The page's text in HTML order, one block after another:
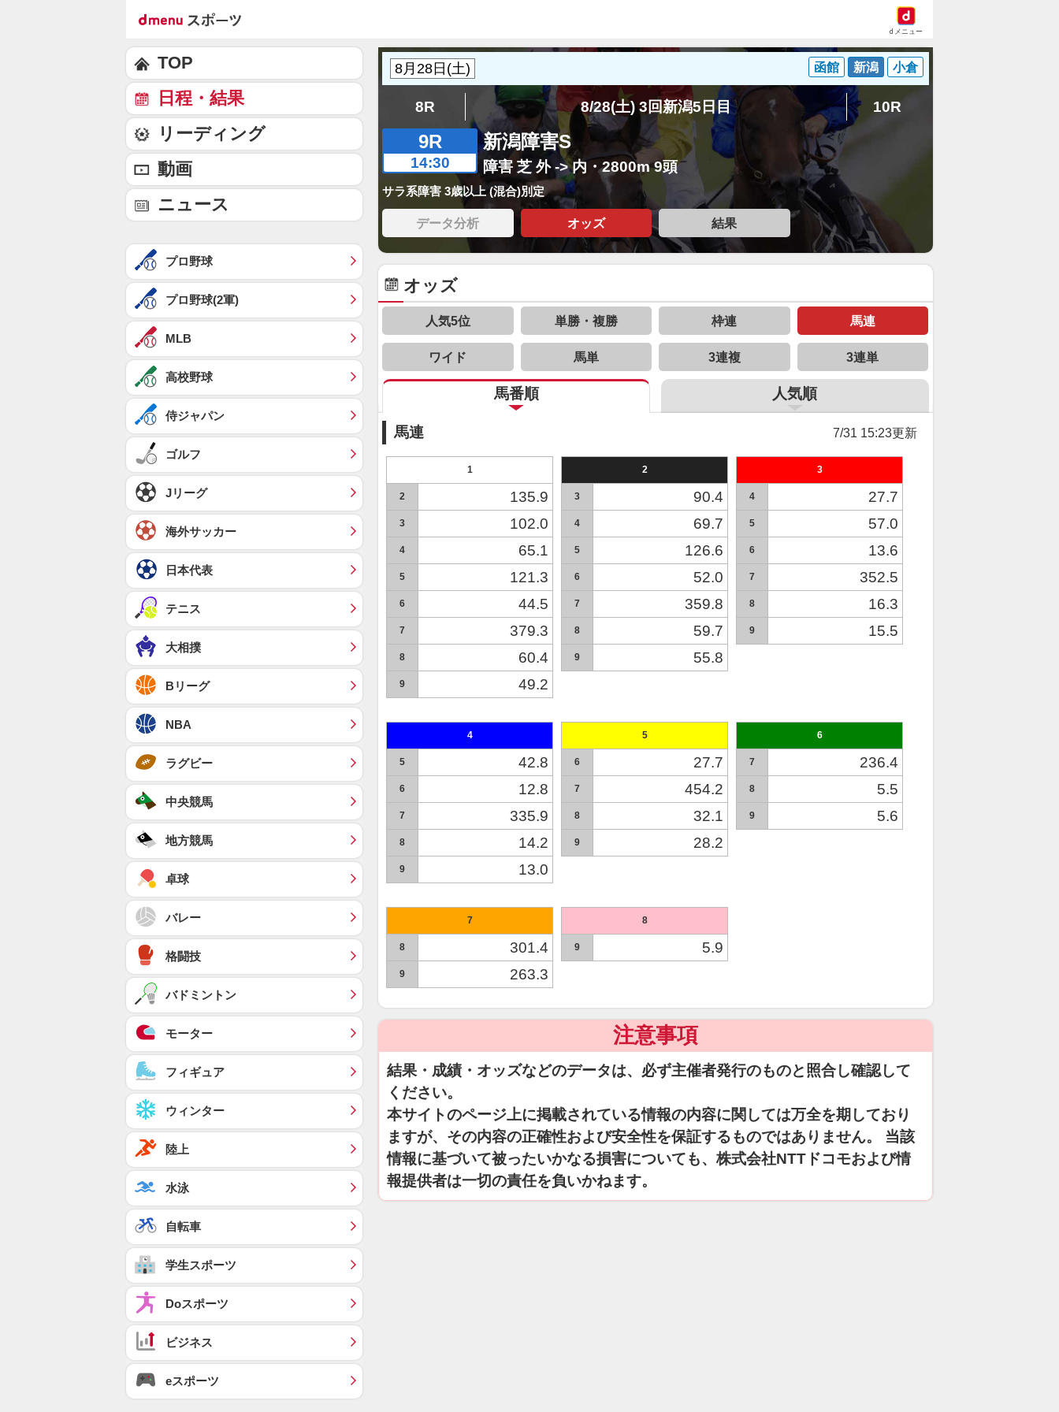
dメニュー
函館 新潟 小倉
8R 8/28(土) 3回新潟5日目 10R
9R
14:30
新潟障害S
障害 芝 外 -> 内・2800m 9頭
サラ系障害 3歳以上 (混合)別定
データ分析 オッズ 結果
オッズ
人気5位 単勝・複勝 枠連 馬連
ワイド 馬単 3連複 3連単
馬番順 人気順
馬連 7/31 15:23更新
1
2 135.9
3 102.0
4 65.1
5 121.3
6 44.5
7 379.3
8 60.4
9 49.2
2
3 90.4
4 69.7
5 126.6
6 52.0
7 359.8
8 59.7
9 55.8
3
4 27.7
5 57.0
6 13.6
7 352.5
8 16.3
9 15.5
4
5 42.8
6 12.8
7 335.9
8 14.2
9 13.0
5
6 27.7
7 454.2
8 32.1
9 28.2
6
7 236.4
8 5.5
9 5.6
7
8 301.4
9 263.3
8
9 5.9
注意事項
結果・成績・オッズなどのデータは、必ず主催者発行のものと照合し確認して
ください。
本サイトのページ上に掲載されている情報の内容に関しては万全を期しており
ますが、その内容の正確性および安全性を保証するものではありません。 当該
情報に基づいて被ったいかなる損害についても、株式会社NTTドコモおよび情
報提供者は一切の責任を負いかねます。
TOP
日程・結果
リーディング
動画
ニュース
プロ野球
プロ野球(2軍)
MLB
高校野球
侍ジャパン
ゴルフ
Jリーグ
海外サッカー
日本代表
テニス
大相撲
Bリーグ
NBA
ラグビー
中央競馬
地方競馬
卓球
バレー
格闘技
バドミントン
モーター
フィギュア
ウィンター
陸上
水泳
自転車
学生スポーツ
Doスポーツ
ビジネス
eスポーツ